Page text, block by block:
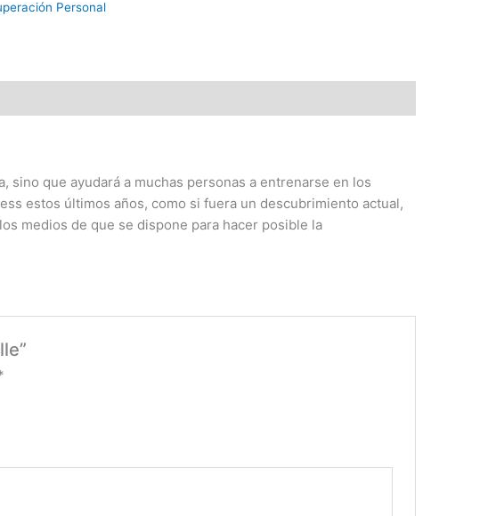
Personal
sino que ayudará a muchas personas a entrenarse en los
estos últimos años, como si fuera un descubrimiento actual,
medios de que se dispone para hacer posible la